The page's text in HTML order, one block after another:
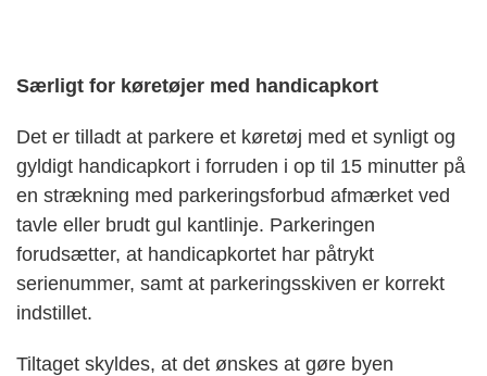
Særligt for køretøjer med handicapkort
Det er tilladt at parkere et køretøj med et synligt og
gyldigt handicapkort i forruden i op til 15 minutter på
en strækning med parkeringsforbud afmærket ved
tavle eller brudt gul kantlinje. Parkeringen
forudsætter, at handicapkortet har påtrykt
serienummer, samt at parkeringsskiven er korrekt
indstillet.
Tiltaget skyldes, at det ønskes at gøre byen